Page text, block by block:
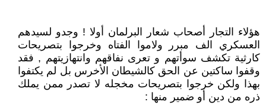
هؤلاء التجار أصحاب شعار البرلمان أولا ! وجدو لسيدهم
العسكري الف مبرر ولاموا الفتاه وخرجوا بتصريحات
كارثية تكشف سوأتهم و تعرى نفاقهم وانتهازيتهم , فقد
وقفوا ساكتين عن الحق كالشيطان الأخرس بل لم يكتفوا
بهذا ولكن خرجوا بتصريحات مخجله لا تصدر ممن يملك
ذره من دين أو ضمير منها :